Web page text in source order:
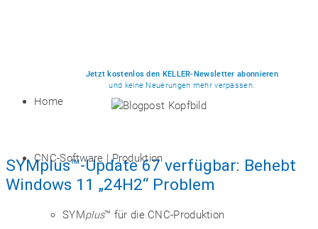
Jetzt kostenlos den KELLER-Newsletter abonnieren
und keine Neuerungen mehr verpassen.
Home
CNC-Software | Produktion
SYMplus™ für die CNC-Produktion
SYMplus™-Update 67 verfügbar: Behebt
Windows 11 „24H2“ Problem